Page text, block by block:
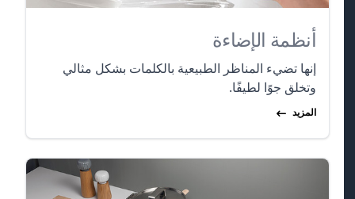
أنظمة الإضاءة
إنها تضيء المناظر الطبيعية بالكلمات بشكل مثالي
وتخلق جوًا لطيفًا.
المزيد